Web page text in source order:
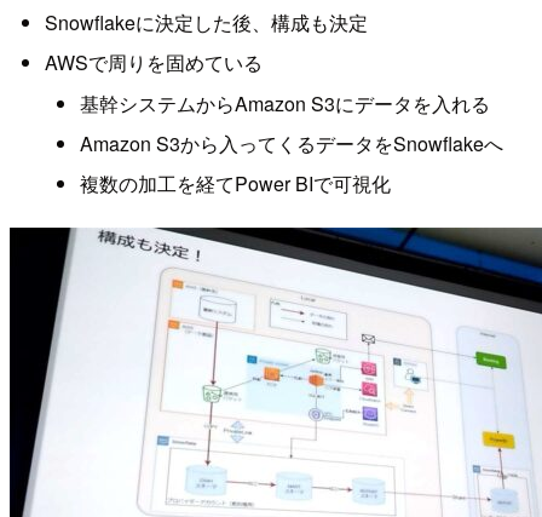
Snowflakeに決定した後、構成も決定
AWSで周りを固めている
基幹システムからAmazon S3にデータを入れる
Amazon S3から入ってくるデータをSnowflakeへ
複数の加工を経てPower BIで可視化